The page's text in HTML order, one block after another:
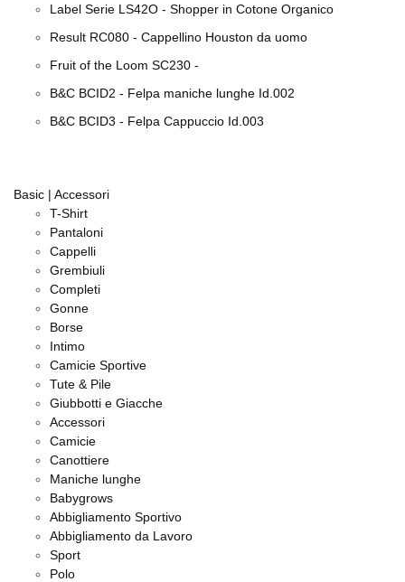
Label Serie LS42O - Shopper in Cotone Organico
Result RC080 - Cappellino Houston da uomo
Fruit of the Loom SC230 -
B&C BCID2 - Felpa maniche lunghe Id.002
B&C BCID3 - Felpa Cappuccio Id.003
Basic | Accessori
T-Shirt
Pantaloni
Cappelli
Grembiuli
Completi
Gonne
Borse
Intimo
Camicie Sportive
Tute & Pile
Giubbotti e Giacche
Accessori
Camicie
Canottiere
Maniche lunghe
Babygrows
Abbigliamento Sportivo
Abbigliamento da Lavoro
Sport
Polo